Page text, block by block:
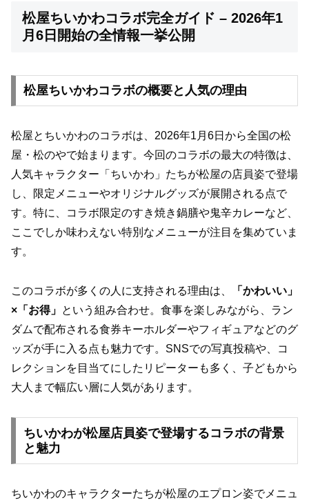
松屋ちいかわコラボ完全ガイド – 2026年1
月6日開始の全情報一挙公開
松屋ちいかわコラボの概要と人気の理由
松屋とちいかわのコラボは、2026年1月6日から全国の松
屋・松のやで始まります。今回のコラボの最大の特徴は、
人気キャラクター「ちいかわ」たちが松屋の店員姿で登場
し、限定メニューやオリジナルグッズが展開される点で
す。特に、コラボ限定のすき焼き鍋膳や鬼辛カレーなど、
ここでしか味わえない特別なメニューが注目を集めていま
す。
このコラボが多くの人に支持される理由は、
「かわいい」
×「お得」 という組み合わせ。食事を楽しみながら、ラン
ダムで配布される食券キーホルダーやフィギュアなどのグ
ッズが手に入る点も魅力です。SNSでの写真投稿や、コ
レクションを目当てにしたリピーターも多く、子どもから
大人まで幅広い層に人気があります。
ちいかわが松屋店員姿で登場するコラボの背景
と魅力
ちいかわのキャラクターたちが松屋のエプロン姿でメニュ